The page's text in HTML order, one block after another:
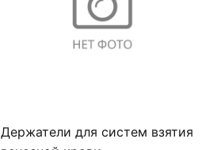
Держатели для систем взятия